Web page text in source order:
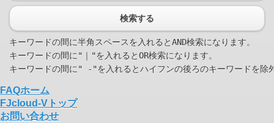
検索する
キーワードの間に半角スペースを入れるとAND検索になります。
キーワードの間に"｜"を入れるとOR検索になります。
FAQホーム
FJcloud-Vトップ
お問い合わせ